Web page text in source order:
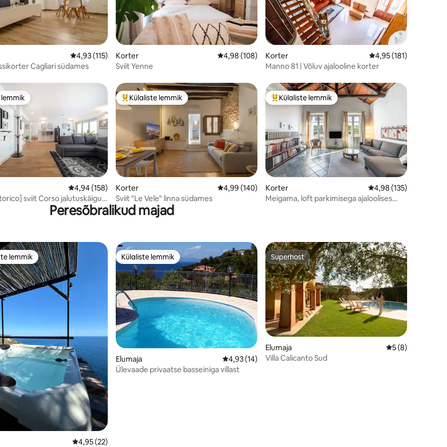
123 hinnangut Keskmine hinnang 4,93/5, 115 hinnangut
4,93 (115)
Cagliari südames
Korter Keskmine hinnang 4,98/5, 108 hinnangut
4,98 (108)
Sviit Yenne
Korter Keskmine hinnang
4,95 (181)
Manno 81 | Võluv ajalooline korter
121 hinnangut Keskmine hinnang 4,94/5, 158 hinnangut
4,94 (158)
sviit Corso jalutuskäigu
Külaliste suur lemmik
Külaliste lemmik
Korter Keskmine hinnang 4,99/5, 140 hinnangut
4,99 (140)
Sviit "Le Vele" linna südames
Külaliste suur lemmik
Külaliste lemmik
Korter Keskmine hinnang
4,98 (135)
Meigama, loft parkimisega ajaloolises
Peresõbralikud majad
5, 42 hinnangut
lemmik
lemmik
Keskmine hinnang 4,95/5, 22 hinnangut
4,95 (22)
Külaliste lemmik
Külaliste lemmik
Elumaja Keskmine hinnang 4,93/5, 14 hinnangut
4,93 (14)
Ülevaade privaatse basseiniga villast
Superhost
Superhost
Elumaja Keskmine
5 (8)
Villa Calicanto Sud